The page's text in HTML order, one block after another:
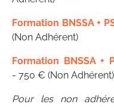
Formation BNSSA +
(Non Adhérent)
Formation BNSSA +
- 750 € (Non Adhérent)
Pour les non